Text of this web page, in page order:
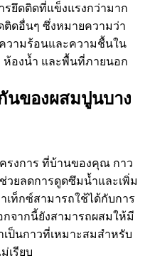
รยึดติดที่แข็งแรงกว่ามาก
ดอื่นๆ ซึ่งหมายความว่า
ามร้อนและความชื้นใน
ห้องน้ำ และพื้นที่ภายนอก
ของผสมปูนบาง
รงการ ที่บ้านของคุณ กาว
วยลดการดูดซึมน้ำและเพิ่ม
เท็กซ์สามารถใช้ได้กับการ
จากนี้ยังสามารถผสมให้มี
ป็นกาวที่เหมาะสมสำหรับ
เรียบ